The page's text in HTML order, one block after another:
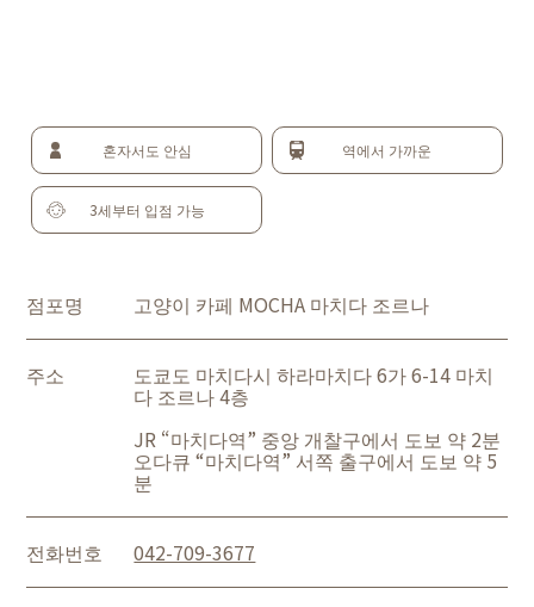
혼자서도 안심 역에서 가까운
3세부터 입점 가능
점포명 고양이 카페 MOCHA 마치다 조르나
주소 도쿄도 마치다시 하라마치다 6가 6-14 마치
다 조르나 4층
JR “마치다역” 중앙 개찰구에서 도보 약 2분
오다큐 “마치다역” 서쪽 출구에서 도보 약 5
분
전화번호 042-709-3677